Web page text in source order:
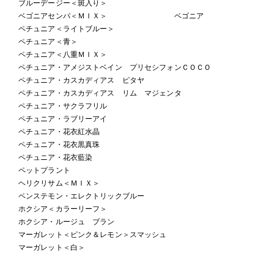
ブルーデージー＜斑入り＞
ベゴニアセンパ＜ＭＩＸ＞ ベゴニア
ペチュニア＜ライトブルー＞
ペチュニア＜青＞
ペチュニア＜八重ＭＩＸ＞
ペチュニア・アメジストベイン プリセシフォンＣＯＣＯ
ペチュニア・カスカディアス ピタヤ
ペチュニア・カスカディアス リム マジェンタ
ペチュニア・サクラフリル
ペチュニア・ラブリーアイ
ペチュニア・花衣紅水晶
ペチュニア・花衣黒真珠
ペチュニア・花衣藍染
ペットプラント
ヘリクリサム＜ＭＩＸ＞
ペンステモン・エレクトリックブルー
ホクシア＜カラーリーフ＞
ホクシア・ルージュ ブラン
マーガレット＜ピンク＆レモン＞スマッシュ
マーガレット＜白＞